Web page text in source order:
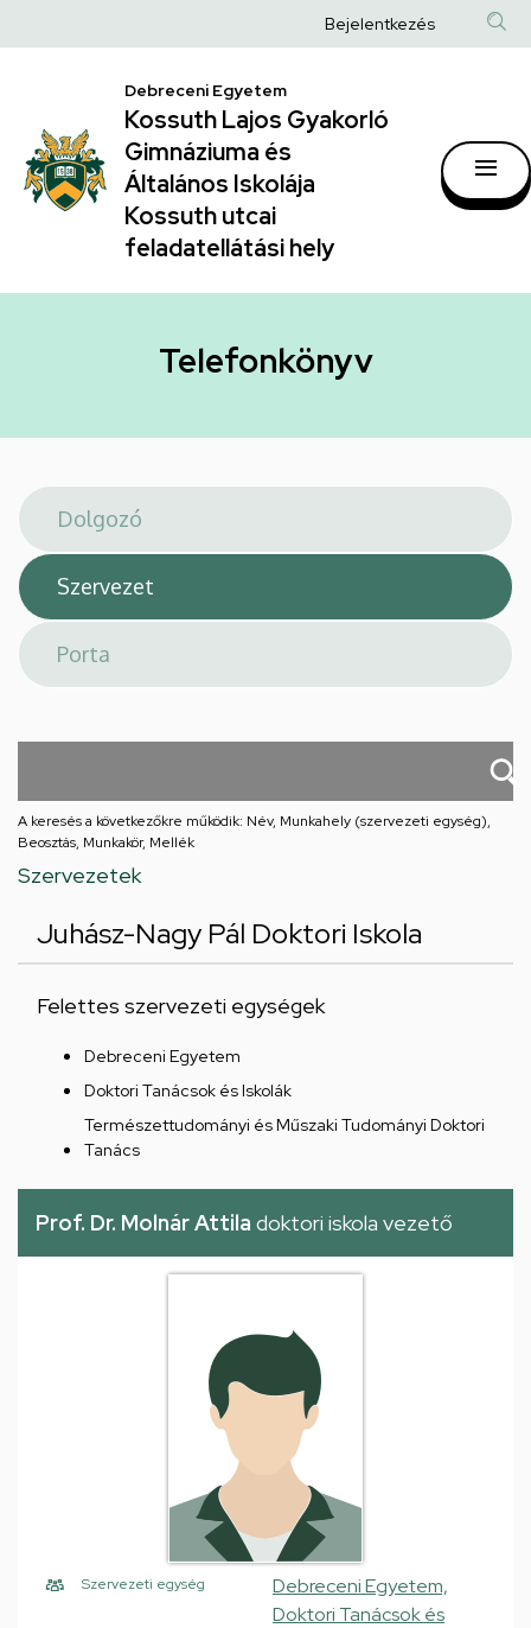
|
Kossuth
Lajos
Gyakorló
Gimnáziuma
Általános
hely
a
Anonim
fiók
Bejelentkezés
Debreceni Egyetem
Kossuth Lajos Gyakorló
Gimnáziuma és
Általános Iskolája
Kossuth utcai
feladatellátási hely
Telefonkönyv
A keresés a következőkre működik: Név, Munkahely (szervezeti egység),
Beosztás, Munkakör, Mellék
Szervezetek
Juhász-Nagy Pál Doktori Iskola
Felettes szervezeti egységek
Debreceni Egyetem
Doktori Tanácsok és Iskolák
Természettudományi és Műszaki Tudományi Doktori
Tanács
Prof. Dr. Molnár Attila doktori iskola vezető
Szervezeti egység
Debreceni Egyetem,
Doktori Tanácsok és